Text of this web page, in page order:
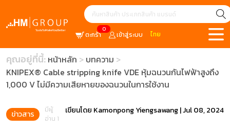
0
ตะกร้า เข้าสู่ระบบ ไทย
คุณอยู่ที่นี้: หน้าหลัก
บทความ
KNIPEX® Cable stripping knife VDE หุ้มฉนวนกันไฟฟ้าสูงถึง
1,000 V ไม่มีความเสียหายของฉนวนในการใช้งาน
ข่าวสาร
มีผู้
อ่าน 1
เขียนโดย Kamonpong Yiengsawang|Jul 08, 2024